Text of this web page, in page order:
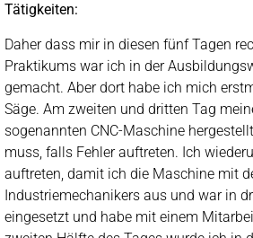
Tätigkeiten:
Daher dass mir in diesen fünf Tagen
Praktikums war ich in der
gemacht. Aber dort habe ich mich
Säge. Am zweiten und dritten Tag
sogenannten CNC-Maschine
muss, falls Fehler auftreten. Ich
auftreten, damit ich die Maschine mit
Industriemechanikers aus und war in
eingesetzt und habe mit einem